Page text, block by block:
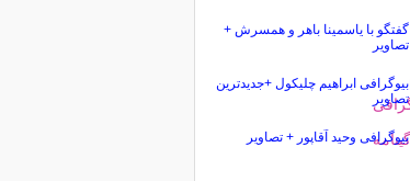
گفتگو با یاسمینا باهر و همسرش +
تصاویر
بیوگرافی ابراهیم چلیکول +جدیدترین
تصاویر
بیوگرافی وحید آقاپور + تصاویر